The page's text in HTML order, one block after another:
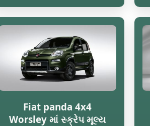
Fiat panda 4x4
Worsley માં સ્ક્રેપ મૂલ્ય